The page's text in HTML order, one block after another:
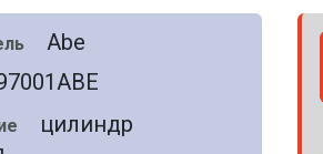
Abe
цилиндр